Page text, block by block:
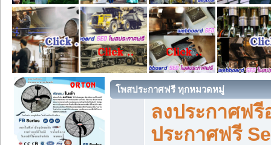
โพสประกาศฟรี ทุกหมวดหมู่
ลงประกาศฟ
ประกาศฟรี